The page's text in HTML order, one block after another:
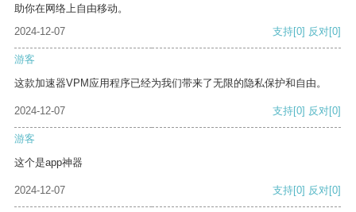
助你在网络上自由移动。
2024-12-07
支持[0] 反对[0]
游客
这款加速器VPM应用程序已经为我们带来了无限的隐私保护和自由。
2024-12-07 支持[0] 反对[0]
游客
这个是app神器
2024-12-07 支持[0] 反对[0]